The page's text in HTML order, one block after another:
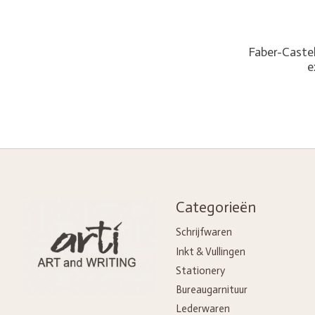
Faber-
Categorieën
Schrijfwaren
Inkt & Vullingen
Stationery
Bureaugarnituur
Lederwaren